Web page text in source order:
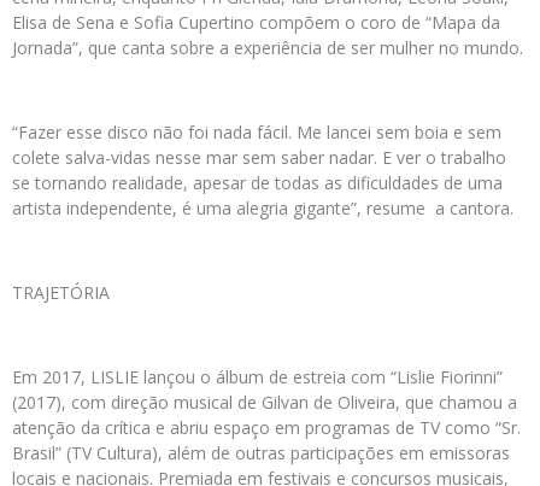
Elisa de Sena e Sofia Cupertino compõem o coro de “Mapa da
Jornada”, que canta sobre a experiência de ser mulher no mundo.
“Fazer esse disco não foi nada fácil. Me lancei sem boia e sem
colete salva-vidas nesse mar sem saber nadar. E ver o trabalho
se tornando realidade, apesar de todas as dificuldades de uma
artista independente, é uma alegria gigante”, resume a cantora.
TRAJETÓRIA
Em 2017, LISLIE lançou o álbum de estreia com “Lislie Fiorinni”
(2017), com direção musical de Gilvan de Oliveira, que chamou a
atenção da crítica e abriu espaço em programas de TV como “Sr.
Brasil” (TV Cultura), além de outras participações em emissoras
locais e nacionais. Premiada em festivais e concursos musicais,